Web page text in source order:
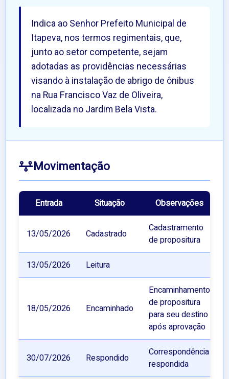
Indica ao Senhor Prefeito Municipal de
Itapeva, nos termos regimentais, que,
junto ao setor competente, sejam
adotadas as providências necessárias
visando à instalação de abrigo de ônibus
na Rua Francisco Vaz de Oliveira,
localizada no Jardim Bela Vista.
Movimentação
Entrada Situação Observações
13/05/2026 Cadastrado
Cadastramento
de propositura
13/05/2026 Leitura
18/05/2026 Encaminhado
Encaminhamento
de propositura
para seu destino
após aprovação
30/07/2026 Respondido
Correspondência
respondida